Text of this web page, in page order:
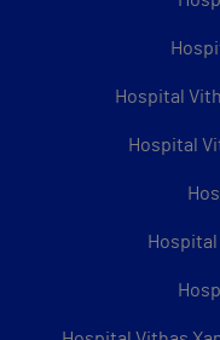
Hospital
Hospital
Hospital